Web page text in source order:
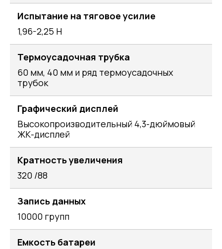
Испытание на тяговое усилие
1,96-2,25 Н
Термоусадочная трубка
60 мм, 40 мм и ряд термоусадочных
трубок
Графический дисплей
Высокопроизводительный 4,3-дюймовый
ЖК-дисплей
Кратность увеличения
320 /88
Запись данных
10000 групп
Емкость батареи